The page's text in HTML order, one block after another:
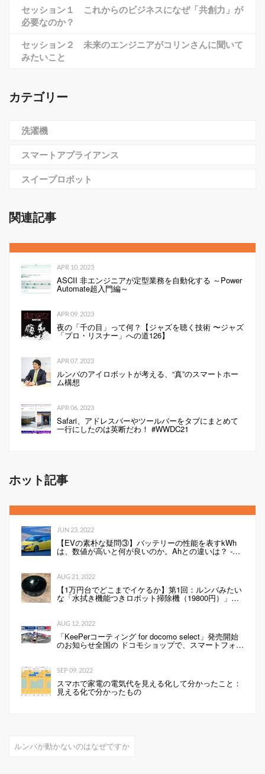
セッション１ これからのビジネスになぜ「共創力」が
必要なのか？
セッション２ 未来のエンジニアがコリンさんに聞いて
みたいこと
カテゴリー
洗濯機
スマートアプライアンス
スイープロボット
関連記事
APR 10, 2023
ASCII 非エンジニアが定型業務を自動化する ～Power
Automate超入門編～
APR 09, 2023
夜の「千の目」って何？【ジャズを聴く技術 〜ジャズ
「プロ・リスナー」への道126】
APR 07, 2023
ルンバのアイロボットが考える、“真”のスマートホー
ム構想
APR 06, 2023
Safari、アドレスバーやツールバーをタブにまとめて
一行にしたのは英断だわ！ #WWDC21
ホット記事
JUN 23, 2022
【EVの素朴な疑問③】バッテリーの性能を表すkWh
は、数値が高いと何が良いのか。Ahとの違いは？ -
AUG 21, 2022
【1万円台でどこまでイケるか】第1回：ルンバみたい
な「水拭き機能つきロボット掃除機（19800円）」の
AUG 12, 2022
「KeePerコーティング for docomo select」発売開始
のお知らせ全国の ドコモショップで、スマートフォン
SEP 09, 2022
スマホで家電の電気代を見える化して分かったこと：
見える化で分かったもの
ルンバが動かないのはなぜですか